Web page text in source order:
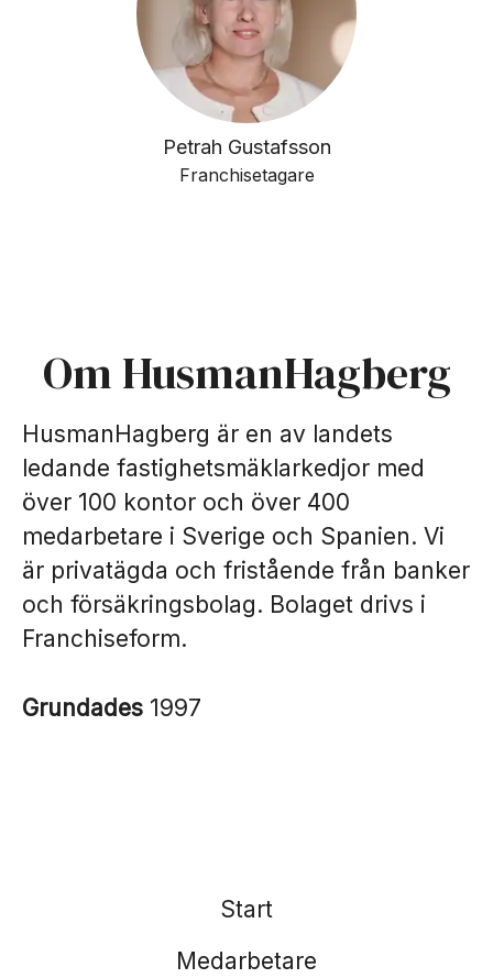
Petrah Gustafsson
Franchisetagare
Om HusmanHagberg
HusmanHagberg är en av landets
ledande fastighetsmäklarkedjor med
över 100 kontor och över 400
medarbetare i Sverige och Spanien. Vi
är privatägda och fristående från banker
och försäkringsbolag. Bolaget drivs i
Franchiseform.
Grundades 1997
Start
Medarbetare